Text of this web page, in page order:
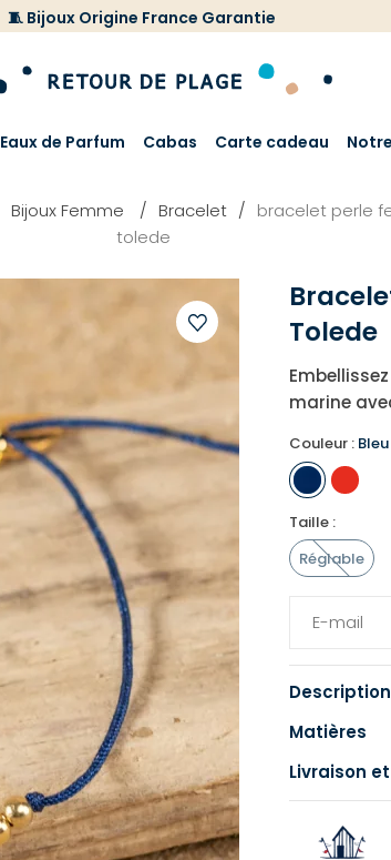
🧵 Bijoux Origine France Garantie
Eaux de Parfum Cabas Carte cadeau
Bijoux Femme Bracelet
bracelet perle
tolede
à
liste
d'envies
Tolede
marine
Couleur :
Taille :
Réglable
Description
Matières
Livraison